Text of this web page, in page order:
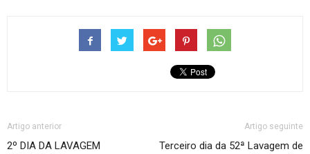
Artigo anterior
2º DIA DA LAVAGEM
Artigo seguinte
Terceiro dia da 52ª Lavagem de